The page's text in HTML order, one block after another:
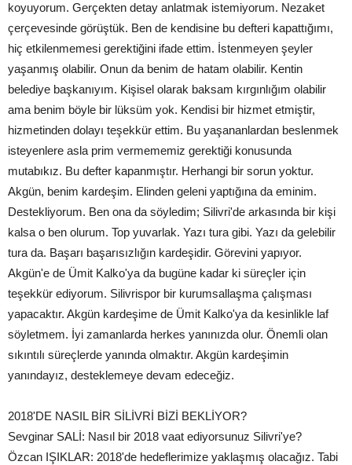
koyuyorum. Gerçekten detay anlatmak istemiyorum. Nezaket
çerçevesinde görüştük. Ben de kendisine bu defteri kapattığımı,
hiç etkilenmemesi gerektiğini ifade ettim. İstenmeyen şeyler
yaşanmış olabilir. Onun da benim de hatam olabilir. Kentin
belediye başkanıyım. Kişisel olarak baksam kırgınlığım olabilir
ama benim böyle bir lüksüm yok. Kendisi bir hizmet etmiştir,
hizmetinden dolayı teşekkür ettim. Bu yaşananlardan beslenmek
isteyenlere asla prim vermememiz gerektiği konusunda
mutabıkız. Bu defter kapanmıştır. Herhangi bir sorun yoktur.
Akgün, benim kardeşim. Elinden geleni yaptığına da eminim.
Destekliyorum. Ben ona da söyledim; Silivri'de arkasında bir kişi
kalsa o ben olurum. Top yuvarlak. Yazı tura gibi. Yazı da gelebilir
tura da. Başarı başarısızlığın kardeşidir. Görevini yapıyor.
Akgün'e de Ümit Kalko'ya da bugüne kadar ki süreçler için
teşekkür ediyorum. Silivrispor bir kurumsallaşma çalışması
yapacaktır. Akgün kardeşime de Ümit Kalko'ya da kesinlikle laf
söyletmem. İyi zamanlarda herkes yanınızda olur. Önemli olan
sıkıntılı süreçlerde yanında olmaktır. Akgün kardeşimin
yanındayız, desteklemeye devam edeceğiz.
2018'DE NASIL BİR SİLİVRİ BİZİ BEKLİYOR?
Sevginar SALİ: Nasıl bir 2018 vaat ediyorsunuz Silivri'ye?
Özcan IŞIKLAR: 2018'de hedeflerimize yaklaşmış olacağız. Tabi